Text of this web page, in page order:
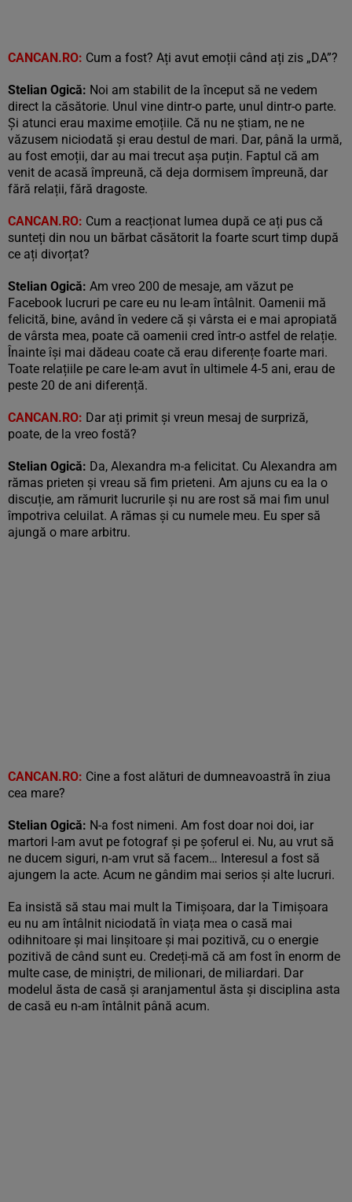
CANCAN.RO: Cum a fost? Ați avut emoții când ați zis „DA”?
Stelian Ogică: Noi am stabilit de la început să ne vedem
direct la căsătorie. Unul vine dintr-o parte, unul dintr-o parte.
Și atunci erau maxime emoțiile. Că nu ne știam, ne ne
văzusem niciodată și erau destul de mari. Dar, până la urmă,
au fost emoții, dar au mai trecut așa puțin. Faptul că am
venit de acasă împreună, că deja dormisem împreună, dar
fără relații, fără dragoste.
CANCAN.RO: Cum a reacționat lumea după ce ați pus că
sunteți din nou un bărbat căsătorit la foarte scurt timp după
ce ați divorțat?
Stelian Ogică: Am vreo 200 de mesaje, am văzut pe
Facebook lucruri pe care eu nu le-am întâlnit. Oamenii mă
felicită, bine, având în vedere că și vârsta ei e mai apropiată
de vârsta mea, poate că oamenii cred într-o astfel de relație.
Înainte își mai dădeau coate că erau diferențe foarte mari.
Toate relațiile pe care le-am avut în ultimele 4-5 ani, erau de
peste 20 de ani diferență.
CANCAN.RO: Dar ați primit și vreun mesaj de surpriză,
poate, de la vreo fostă?
Stelian Ogică: Da, Alexandra m-a felicitat. Cu Alexandra am
rămas prieten și vreau să fim prieteni. Am ajuns cu ea la o
discuție, am rămurit lucrurile și nu are rost să mai fim unul
împotriva celuilat. A rămas și cu numele meu. Eu sper să
ajungă o mare arbitru.
CANCAN.RO: Cine a fost alături de dumneavoastră în ziua
cea mare?
Stelian Ogică: N-a fost nimeni. Am fost doar noi doi, iar
martori l-am avut pe fotograf și pe șoferul ei. Nu, au vrut să
ne ducem siguri, n-am vrut să facem… Interesul a fost să
ajungem la acte. Acum ne gândim mai serios și alte lucruri.
Ea insistă să stau mai mult la Timișoara, dar la Timișoara
eu nu am întâlnit niciodată în viața mea o casă mai
odihnitoare și mai linșitoare și mai pozitivă, cu o energie
pozitivă de când sunt eu. Credeți-mă că am fost în enorm de
multe case, de miniștri, de milionari, de miliardari. Dar
modelul ăsta de casă și aranjamentul ăsta și disciplina asta
de casă eu n-am întâlnit până acum.